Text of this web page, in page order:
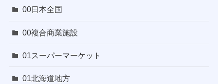
00日本全国
00複合商業施設
01スーパーマーケット
01北海道地方